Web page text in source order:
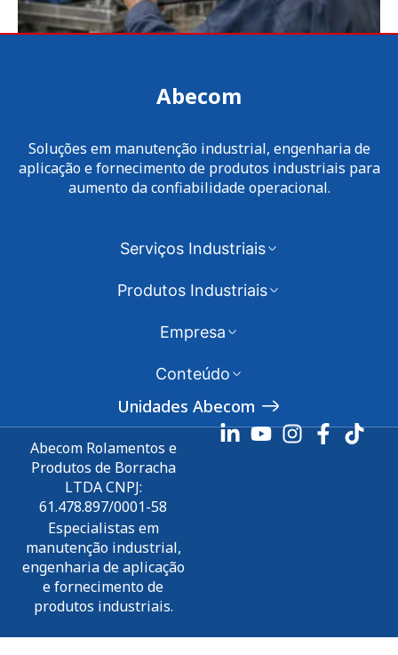
Abecom
Soluções em manutenção industrial, engenharia de
aplicação e fornecimento de produtos industriais para
aumento da confiabilidade operacional.
Serviços Industriais
Produtos Industriais
Empresa
Conteúdo
Unidades Abecom
Abecom Rolamentos e
Produtos de Borracha
LTDA CNPJ:
61.478.897/0001-58
Especialistas em
manutenção industrial,
engenharia de aplicação
e fornecimento de
produtos industriais.